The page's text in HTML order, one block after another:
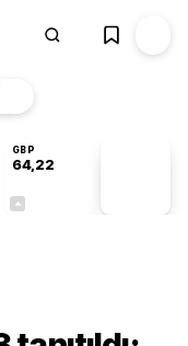
GBP
64,22